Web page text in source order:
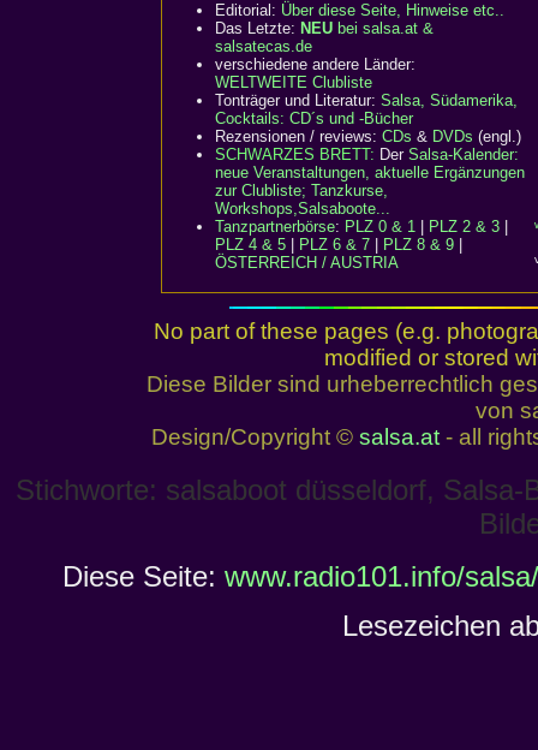
Editorial: Über diese Seite, Hinweise etc..
Das Letzte: NEU bei salsa.at &
salsatecas.de
verschiedene andere Länder:
WELTWEITE Clubliste
Tonträger und Literatur: Salsa, Südamerika,
Cocktails: CD´s und -Bücher
Rezensionen / reviews: CDs & DVDs (engl.)
SCHWARZES BRETT: Der Salsa-Kalender:
neue Veranstaltungen, aktuelle Ergänzungen
zur Clubliste; Tanzkurse,
Workshops,Salsaboote...
Tanzpartnerbörse: PLZ 0 & 1 PLZ 2 & 3
PLZ 4 & 5
PLZ 6 & 7 PLZ 8 & 9
ÖSTERREICH / AUSTRIA
No part of these pages (e.g.
modified or stored
Diese Bilder sind urheberrechtlich
von
Design/Copyright © salsa.at- all
Stichworte: salsaboot düsseldorf,
Diese Seite: www.radio101.info/
Lesezeichen